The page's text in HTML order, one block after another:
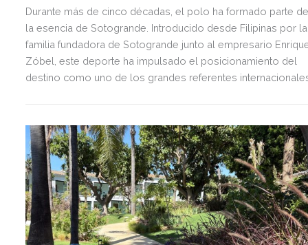
Durante más de cinco décadas, el polo ha formado parte
la esencia de Sotogrande. Introducido desde Filipinas por la
familia fundadora de Sotogrande junto al empresario
Zóbel, este deporte ha impulsado el posicionamiento del
destino como uno de los grandes referentes
exclusiva agenda social.